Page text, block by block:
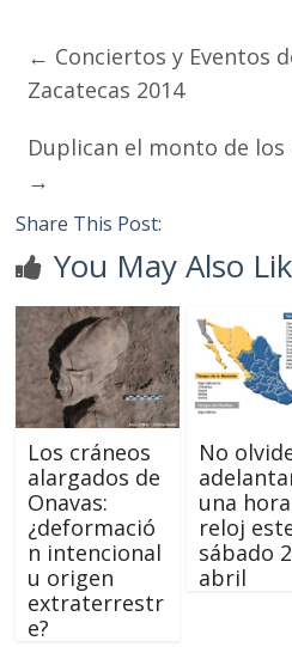
← Conciertos y Eventos
Zacatecas 2014
Duplican el monto de los
→
Share This Post:
You May Also
Los cráneos
alargados de
Onavas:
¿deformació
n intencional
u origen
extraterrestr
e?
No
una
reloj
sábado
abril